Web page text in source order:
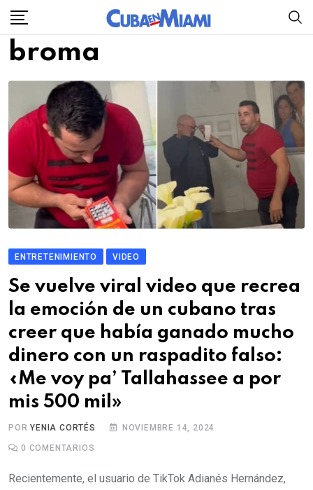
Skip
content
broma
ENTRETENIMIENTO VIDEO
Se vuelve viral video que recrea
la emoción de un cubano tras
creer que había ganado mucho
dinero con un raspadito falso:
«Me voy pa’ Tallahassee a por
mis 500 mil»
PORYENIA CORTÉS NOVIEMBRE 14, 2024
0 COMENTARIOS
Recientemente, el usuario de TikTok Adianés Hernández,